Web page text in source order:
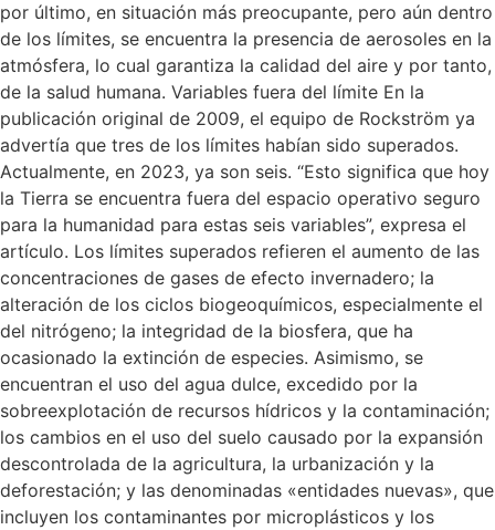
por último, en situación más preocupante, pero aún dentro
de los límites, se encuentra la presencia de aerosoles en la
atmósfera, lo cual garantiza la calidad del aire y por tanto,
de la salud humana. Variables fuera del límite En la
publicación original de 2009, el equipo de Rockström ya
advertía que tres de los límites habían sido superados.
Actualmente, en 2023, ya son seis. “Esto significa que hoy
la Tierra se encuentra fuera del espacio operativo seguro
para la humanidad para estas seis variables”, expresa el
artículo. Los límites superados refieren el aumento de las
concentraciones de gases de efecto invernadero; la
alteración de los ciclos biogeoquímicos, especialmente el
del nitrógeno; la integridad de la biosfera, que ha
ocasionado la extinción de especies. Asimismo, se
encuentran el uso del agua dulce, excedido por la
sobreexplotación de recursos hídricos y la contaminación;
los cambios en el uso del suelo causado por la expansión
descontrolada de la agricultura, la urbanización y la
deforestación; y las denominadas «entidades nuevas», que
incluyen los contaminantes por microplásticos y los